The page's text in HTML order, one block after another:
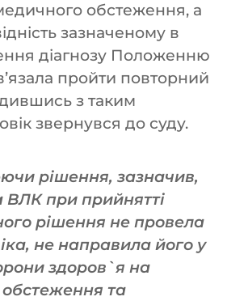
обстеження, а
зазначеному в
діагнозу Положенню
пройти повторний
з таким
звернувся до суду.
рішення, зазначив,
ВЛК при прийнятті
рішення не провела
не направила його у
здоров`я на
та